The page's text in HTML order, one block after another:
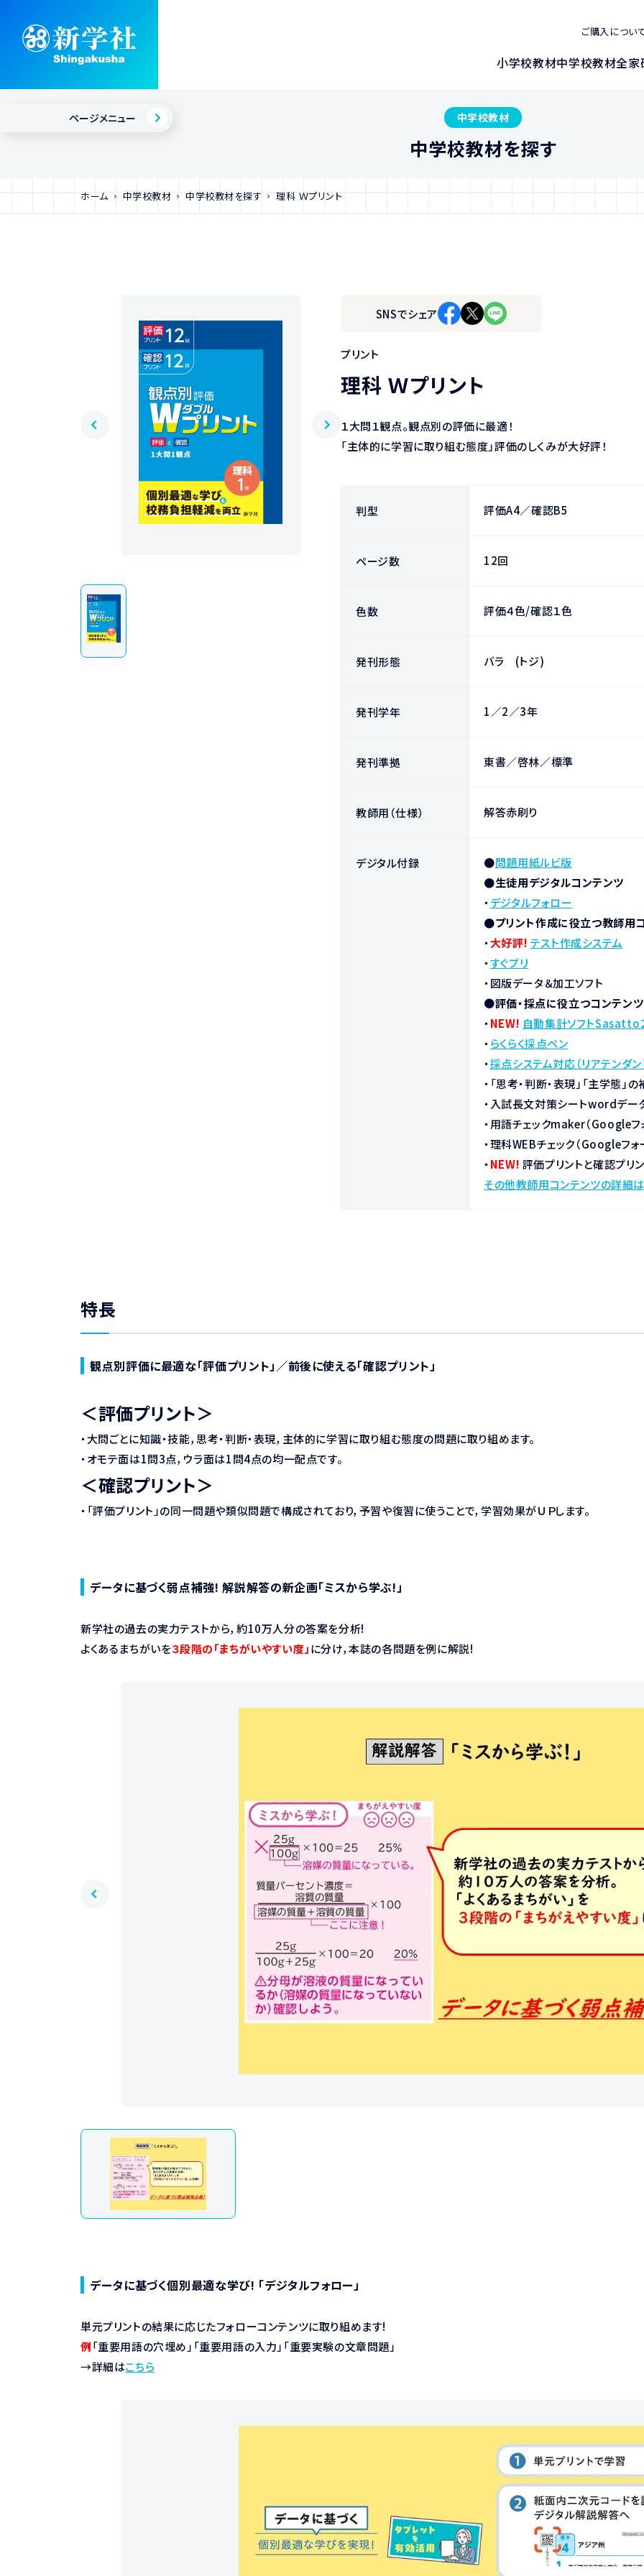
ご購入につい
小学校教材中学校教材全家
中学校教材
中学校教材を探す
ホーム 中学校教材 中学校教材を探す 理科 Ｗプリント
ページメニュー
SNSでシェア
プリント
理科 Ｗプリント
１大問１観点。観点別の評価に最適！
「主体的に学習に取り組む態度」評価のしくみが大好評！
判型 評価A4／確認B5
ページ数 12回
色数 評価４色/確認１色
発刊形態 バラ (トジ)
発刊学年 1／2／3年
発刊準拠 東書／啓林／標準
教師用（仕様） 解答赤刷り
デジタル付録 ●問題用紙ルビ版
●生徒用デジタルコンテンツ
・デジタルフォロー
●プリント作成に役立つ教師用
・大好評! テスト作成システム
・すぐプリ
・図版データ＆加工ソフト
●評価・採点に役立つコンテンツ
・NEW! 自動集計ソフトSasatto
・らくらく採点ペン
・採点システム対応（リアテンダン
・「思考・判断・表現」「主学態
・入試長文対策シートwordデー
・用語チェックmaker（Googleフ
・理科WEBチェック（Googleフォ
・NEW! 評価プリントと確認プリ
その他教師用コンテンツの詳細
特長
観点別評価に最適な「評価プリント」／前後に使える「確認プリント」
＜評価プリント＞
・大問ごとに知識・技能，思考・判断・表現，主体的に学習に取り組む態度の問題に取り組めます。
・オモテ面は1問3点，ウラ面は1問4点の均一配点です。
＜確認プリント＞
・「評価プリント」の同一問題や類似問題で構成されており，予習や復習に使うことで，学習効果がＵＰします。
データに基づく弱点補強! 解説解答の新企画「ミスから学ぶ!」
新学社の過去の実力テストから，約10万人分の答案を分析!
よくあるまちがいを３段階の「まちがいやすい度」に分け，本誌の各問題を例に解説!
データに基づく個別最適な学び! 「デジタルフォロー」
単元プリントの結果に応じたフォローコンテンツに取り組めます!
例「重要用語の穴埋め」「重要用語の入力」「重要実験の文章問題」
→詳細はこちら